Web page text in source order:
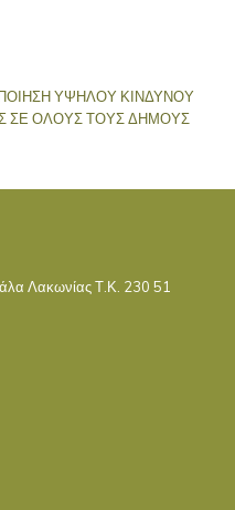
ΥΨΗΛΟΥ ΚΙΝΔΥΝΟΥ
ΣΕ ΟΛΟΥΣ ΤΟΥΣ ΔΗΜΟΥΣ
Λακωνίας Τ.Κ. 230 51